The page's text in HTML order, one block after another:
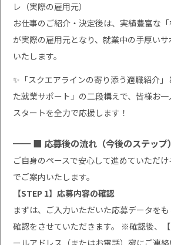
レ（実際の雇用元）
お仕事のご紹介・決定後は、実績豊富な「
が実際の雇用元となり、就業中の手厚い
いたします。
✨「スクエアラインの寄り添う適職紹介
た就業サポート」の二段構えで、皆様お
スタートを全力で応援します！
━━ ■ 応募後の流れ（今後のステッ
ご自身のペースで安心して進めていただ
でご案内いたします。
【STEP 1】応募内容の確認
まずは、ご入力いただいた応募データを
確認をさせていただきます。 ※確認後、